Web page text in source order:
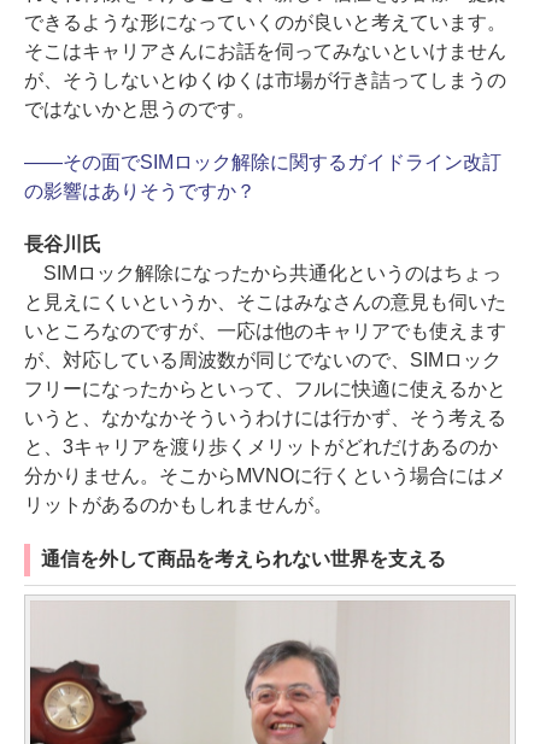
できるような形になっていくのが良いと考えています。
そこはキャリアさんにお話を伺ってみないといけません
が、そうしないとゆくゆくは市場が行き詰ってしまうの
ではないかと思うのです。
――その面でSIMロック解除に関するガイドライン改訂
の影響はありそうですか？
長谷川氏
SIMロック解除になったから共通化というのはちょっ
と見えにくいというか、そこはみなさんの意見も伺いた
いところなのですが、一応は他のキャリアでも使えます
が、対応している周波数が同じでないので、SIMロック
フリーになったからといって、フルに快適に使えるかと
いうと、なかなかそういうわけには行かず、そう考える
と、3キャリアを渡り歩くメリットがどれだけあるのか
分かりません。そこからMVNOに行くという場合にはメ
リットがあるのかもしれませんが。
通信を外して商品を考えられない世界を支える